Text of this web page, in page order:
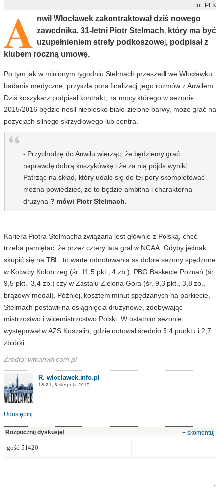
fot. PLK
A nwil Włocławek zakontraktował dziś nowego
zawodnika. 31-letni Piotr Stelmach, który ma być
uzupełnieniem strefy podkoszowej, podpisał z
klubem roczną umowę.
Po tym jak w minionym tygodniu Stelmach przeszedł we Włocławku
badania medyczne, przyszła pora finalizacji jego rozmów z Anwilem.
Dziś koszykarz podpisał kontrakt, na mocy którego w sezonie
2015/2016 będzie nosił niebiesko-biało-zielone barwy, może grać na
pozycjach silnego skrzydłowego lub centra.
- Przychodzę do Anwilu wierząc, że będziemy grać
naprawdę dobrą koszykówkę i że za nią pójdą wyniki.
Patrząc na skład, który udało się do tej pory skompletować
można powiedzieć, że to będzie ambitna i charakterna
drużyna ? mówi Piotr Stelmach.
Kariera Piotra Stelmacha związana jest głównie z Polską, choć
trzeba pamiętać, że przez cztery lata grał w NCAA. Gdyby jednak
skupić się na TBL, to warte odnotowania są dobre sezony spędzone
w Kotwicy Kołobrzeg (śr. 11,5 pkt., 4 zb.), PBG Baskecie Poznań (śr.
9,5 pkt., 3,4 zb.) czy w Zastalu Zielona Góra (śr. 9,3 pkt., 3,8 zb.,
brązowy medal). Później, kosztem minut spędzanych na parkiecie,
Stelmach postawił na osiągnięcia drużynowe, zdobywając
mistrzostwo i wicemistrzostwo Polski. W ostatnim sezonie
występował w AZS Koszalin, gdzie notował średnio 5,4 punktu i 2,7
zbiórki.
Źródło: wtkanwil.com.pl
R. wloclawek.info.pl
18:21, 3 sierpnia 2015
Udostępnij
Rozpocznij dyskusję! + skomentuj